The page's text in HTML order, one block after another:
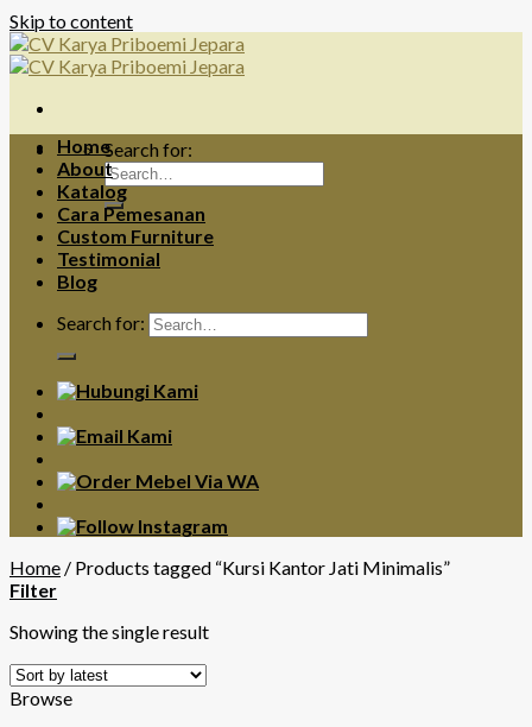
Skip to content
Search for:
Home
About
Katalog
Cara Pemesanan
Custom Furniture
Testimonial
Blog
Search for:
Home / Products tagged “Kursi Kantor Jati Minimalis”
Filter
Showing the single result
Browse